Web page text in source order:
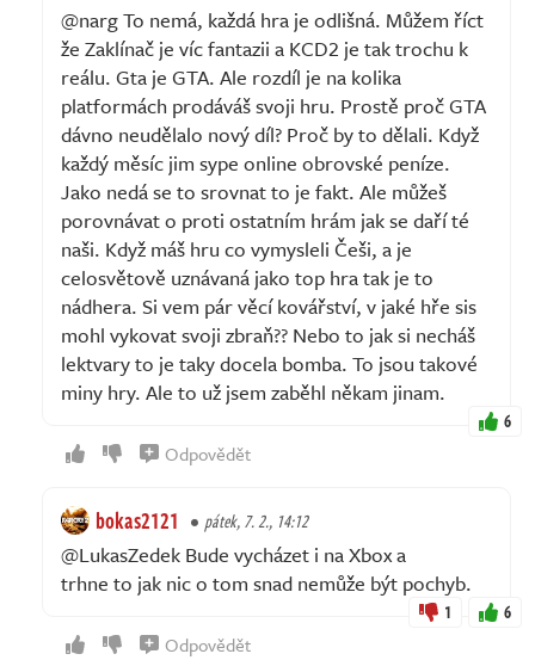
@narg To nemá, každá hra je odlišná. Můžem říct
že Zaklínač je víc fantazii a KCD2 je tak trochu k
reálu. Gta je GTA. Ale rozdíl je na kolika
platformách prodáváš svoji hru. Prostě proč GTA
dávno neudělalo nový díl? Proč by to dělali. Když
každý měsíc jim sype online obrovské peníze.
Jako nedá se to srovnat to je fakt. Ale můžeš
porovnávat o proti ostatním hrám jak se daří té
naši. Když máš hru co vymysleli Češi, a je
celosvětově uznávaná jako top hra tak je to
nádhera. Si vem pár věcí kovářství, v jaké hře sis
mohl vykovat svoji zbraň?? Nebo to jak si necháš
lektvary to je taky docela bomba. To jsou takové
miny hry. Ale to už jsem zaběhl někam jinam.
6
Odpovědět
bokas2121 pátek, 7. 2., 14:12
@LukasZedek Bude vycházet i na Xbox a
trhne to jak nic o tom snad nemůže být pochyb.
1 6
Odpovědět